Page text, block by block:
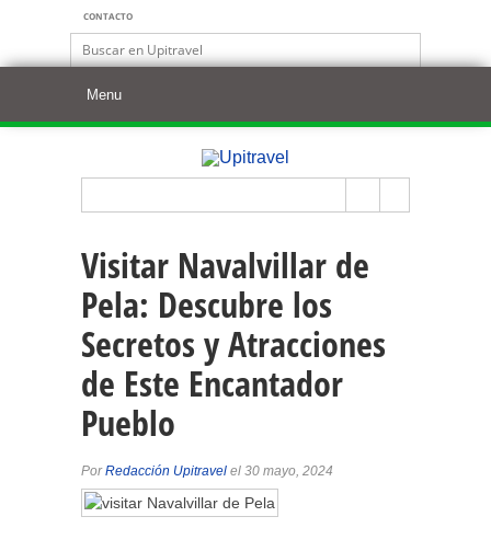
CONTACTO
Visitar Navalvillar de
Pela: Descubre los
Secretos y Atracciones
de Este Encantador
Pueblo
PorRedacción Upitravel el 30 mayo, 2024